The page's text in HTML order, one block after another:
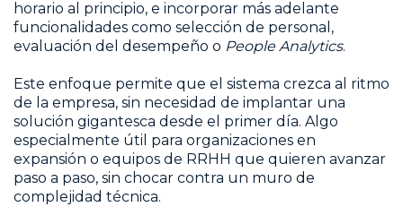
horario al principio, e incorporar más adelante
funcionalidades como selección de personal,
evaluación del desempeño o People Analytics.
Este enfoque permite que el sistema crezca al ritmo
de la empresa, sin necesidad de implantar una
solución gigantesca desde el primer día. Algo
especialmente útil para organizaciones en
expansión o equipos de RRHH que quieren avanzar
paso a paso, sin chocar contra un muro de
complejidad técnica.